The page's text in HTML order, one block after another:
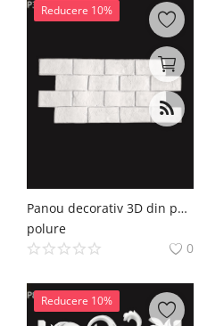
Reducere 10%
Panou decorativ 3D din poliuretan caramida 61x135 cm
polure
0
Reducere 10%